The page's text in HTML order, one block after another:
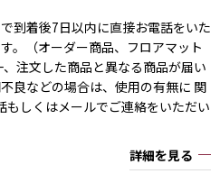
到着後7日以内に直接お電話をいた
。（オーダー商品、フロアマット
注文した商品と異なる商品が届い
良などの場合は、使用の有無に 関
もしくはメールでご連絡をいただい
詳細を見る